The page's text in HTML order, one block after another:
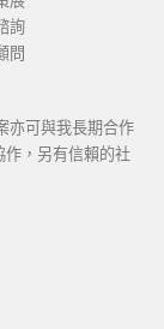
詢
問
亦可與我長期合作
作，另有信賴的社